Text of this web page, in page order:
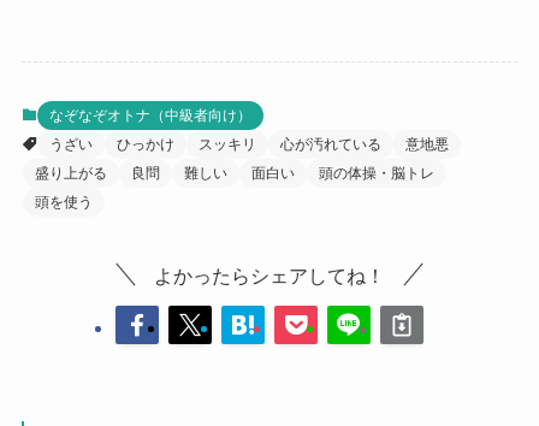
なぞなぞオトナ（中級者向け）
うざい
ひっかけ スッキリ 心が汚れている
意地悪
盛り上がる
良問 難しい 面白い
頭の体操・脳トレ
頭を使う
よかったらシェアしてね！